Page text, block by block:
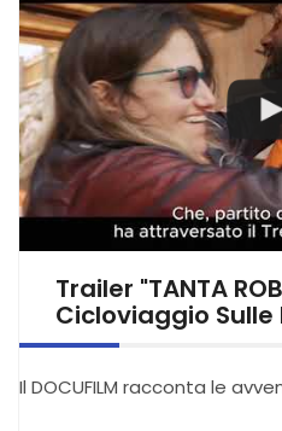
Trailer "TANTA
Cicloviaggio
Il DOCUFILM racconta le